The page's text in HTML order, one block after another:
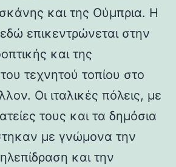
και της Ούμπρια. Η
επικεντρώνεται στην
και της
τεχνητού τοπίου στο
Οι ιταλικές πόλεις, με
τους και τα δημόσια
με γνώμονα την
και την